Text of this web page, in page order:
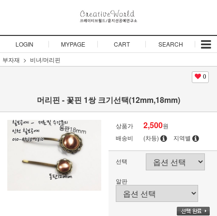
LOGIN MYPAGE CART
SEARCH
부자재
비녀/머리핀
0
머리핀 - 꽃핀 1쌍 크기선택(12mm,18mm)
상품가 2,500원
배송비
(차등) 지역별
선택
알판